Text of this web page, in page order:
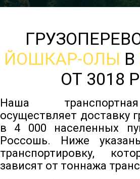
ЙОШКАР-ОЛЫ В
ОТ 3018
Наша
осуществляет доставку
в 4 000 населенных
Россошь. Ниже
транспортировку,
зависят от тоннажа